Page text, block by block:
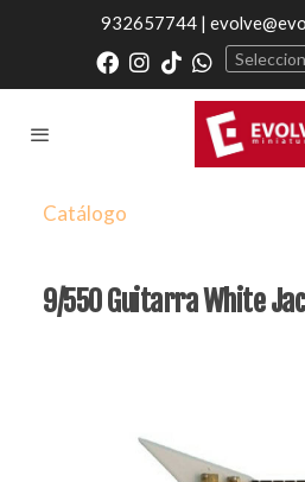
932657744 |
Catálogo
9/550 Guitarra White